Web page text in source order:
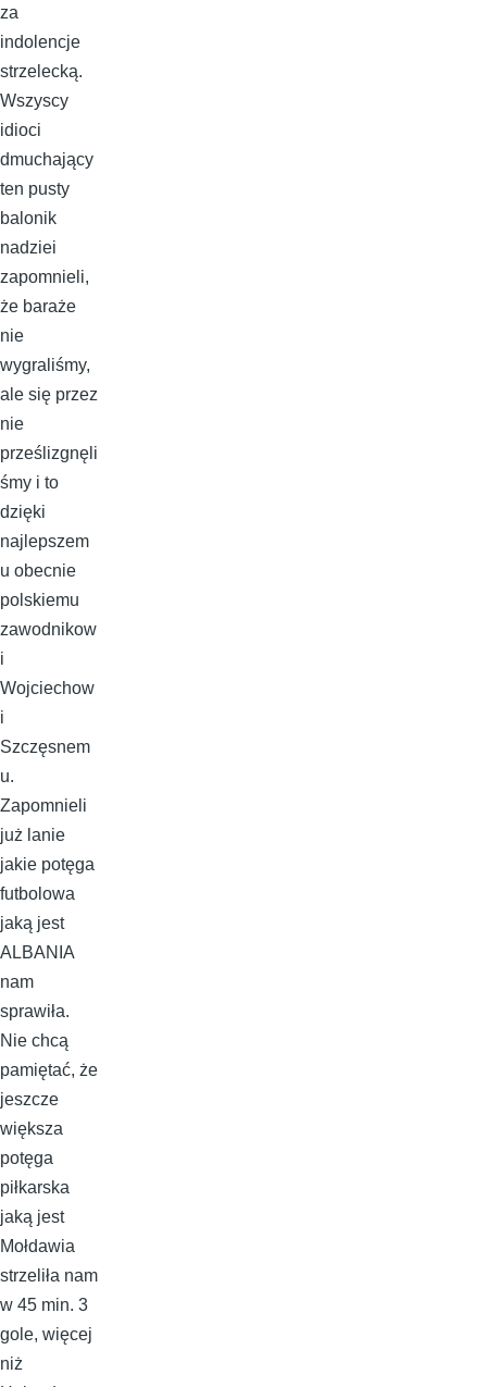
za
indolencje
strzelecką.
Wszyscy
idioci
dmuchający
ten pusty
balonik
nadziei
zapomnieli,
że baraże
nie
wygraliśmy,
ale się przez
nie
prześlizgnęli
śmy i to
dzięki
najlepszem
u obecnie
polskiemu
zawodnikow
i
Wojciechow
i
Szczęsnem
u.
Zapomnieli
już lanie
jakie potęga
futbolowa
jaką jest
ALBANIA
nam
sprawiła.
Nie chcą
pamiętać, że
jeszcze
większa
potęga
piłkarska
jaką jest
Mołdawia
strzeliła nam
w 45 min. 3
gole, więcej
niż